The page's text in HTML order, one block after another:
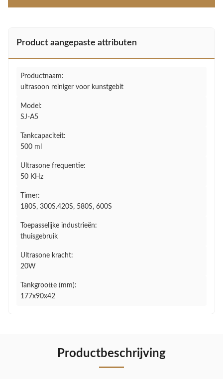
Product aangepaste attributen
Productnaam:
ultrasoon reiniger voor kunstgebit
Model:
SJ-A5
Tankcapaciteit:
500 ml
Ultrasone frequentie:
50 KHz
Timer:
180S, 300S.420S, 580S, 600S
Toepasselijke industrieën:
thuisgebruik
Ultrasone kracht:
20W
Tankgrootte (mm):
177x90x42
Productbeschrijving